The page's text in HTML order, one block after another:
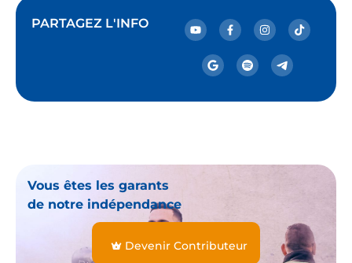
PARTAGEZ L'INFO
Vous êtes les garants
de notre indépendance
Devenir Contributeur